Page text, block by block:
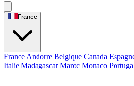
France
France Andorre Belgique Canada
Italie Madagascar Maroc Monaco Portugal